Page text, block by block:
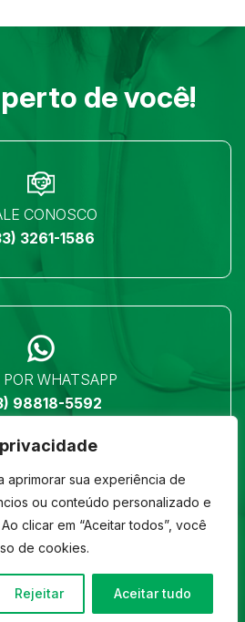
aprimorar sua experiência de
ou conteúdo personalizado e
clicar em “Aceitar todos”, você
de cookies.
Rejeitar Aceitar tudo
de você!
CONOSCO
3261-1586
POR WHATSAPP
98818-5592